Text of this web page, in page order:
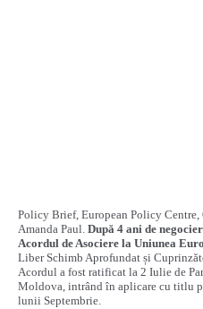
Policy Brief, European Policy
Amanda Paul. După 4 ani de
Acordul de Asociere la Uniunea
Liber Schimb Aprofundat și
Acordul a fost ratificat la 2 Iulie de
Moldova, intrând în aplicare cu titlu
lunii Septembrie.